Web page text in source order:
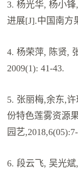
3. 杨光华, 杨小
进展[J].中国南方
4. 杨荣萍, 陈贤,
2009(1): 41-43.
5. 张丽梅,余东,
份特色莲雾资源
园艺
6. 段云飞, 吴光